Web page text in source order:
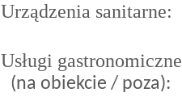
Urządzenia sanitarne:
Usługi gastronomiczne
(na obiekcie / poza):